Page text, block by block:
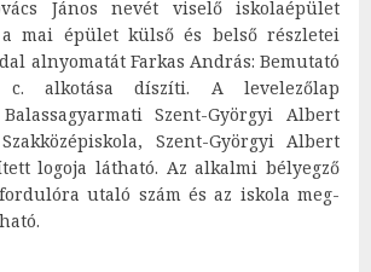
János nevét viselő iskolaépület
mai épület külső és belső részletei
alnyomatát Farkas András: Bemutató
c. alkotása díszíti. A levelezőlap
Szent-Györgyi Albert
Szent-Györgyi Albert
logoja látható. Az alkalmi bélyegző
utaló szám és az iskola meg-